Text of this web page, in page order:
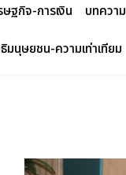
ษฐกิจ-การเงิน บทความ
มนุษยชน-ความเท่าเทียม